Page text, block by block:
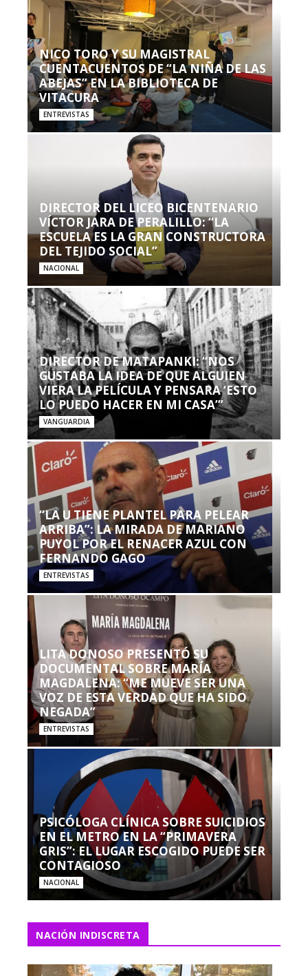
NICO TORO Y SU MAGISTRAL
CUENTACUENTOS DE “LA NIÑA DE LAS
ABEJAS” EN LA BIBLIOTECA DE
VITACURA
ENTREVISTAS
DIRECTOR DEL LICEO BICENTENARIO
VÍCTOR JARA DE PERALILLO: “LA
ESCUELA ES LA GRAN CONSTRUCTORA
DEL TEJIDO SOCIAL”
NACIONAL
DIRECTOR DE MATAPANKI: “NOS
GUSTABA LA IDEA DE QUE ALGUIEN
VIERA LA PELÍCULA Y PENSARA ‘ESTO
LO PUEDO HACER EN MI CASA’”
VANGUARDIA
“LA U TIENE PLANTEL PARA PELEAR
ARRIBA”: LA MIRADA DE MARIANO
PUYOL POR EL RENACER AZUL CON
FERNANDO GAGO
ENTREVISTAS
LITA DONOSO PRESENTÓ SU
DOCUMENTAL SOBRE MARÍA
MAGDALENA: “ME MUEVE SER UNA
VOZ DE ESTA VERDAD QUE HA SIDO
NEGADA”
ENTREVISTAS
PSICÓLOGA CLÍNICA SOBRE SUICIDIOS
EN EL METRO EN LA “PRIMAVERA
GRIS”: EL LUGAR ESCOGIDO PUEDE SER
CONTAGIOSO
NACIONAL
NACIÓN INDISCRETA